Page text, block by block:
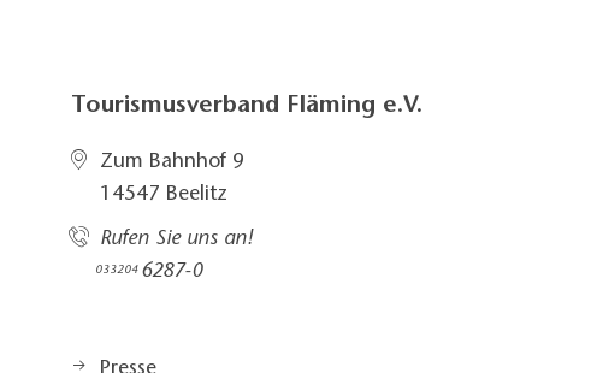
Tourismusverband Fläming e.V.
Zum Bahnhof 9
14547 Beelitz
Rufen Sie uns an!
033204 6287-0